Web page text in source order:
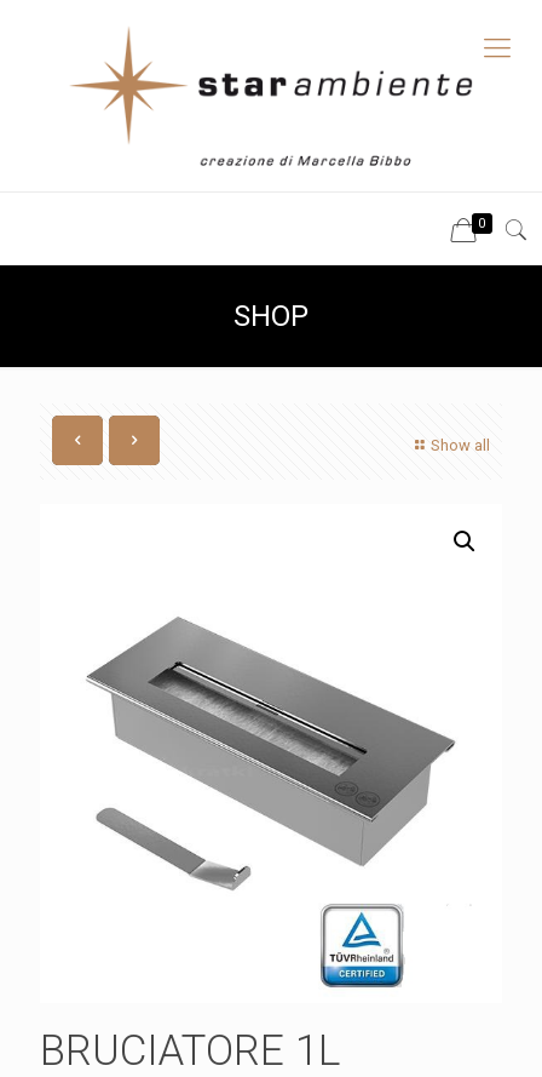
0
SHOP
Show all
BRUCIATORE 1L